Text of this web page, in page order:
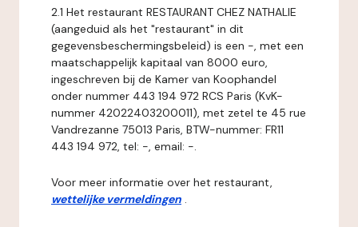
2.1 Het restaurant RESTAURANT CHEZ NATHALIE
(aangeduid als het "restaurant" in dit
gegevensbeschermingsbeleid) is een -, met een
maatschappelijk kapitaal van 8000 euro,
ingeschreven bij de Kamer van Koophandel
onder nummer 443 194 972 RCS Paris (KvK-
nummer 42022403200011), met zetel te 45 rue
Vandrezanne 75013 Paris, BTW-nummer: FR11
443 194 972, tel: -, email: -.
Voor meer informatie over het restaurant,
wettelijke vermeldingen .